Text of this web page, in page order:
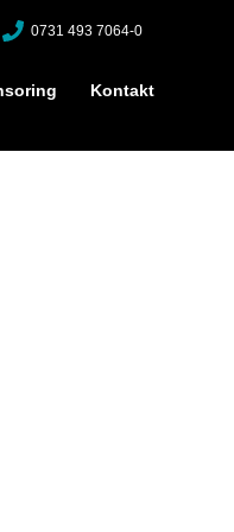
0731 493 7064-0
Kontakt